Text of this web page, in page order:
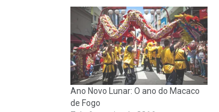
Ano Novo Lunar: O ano do Macaco
de Fogo